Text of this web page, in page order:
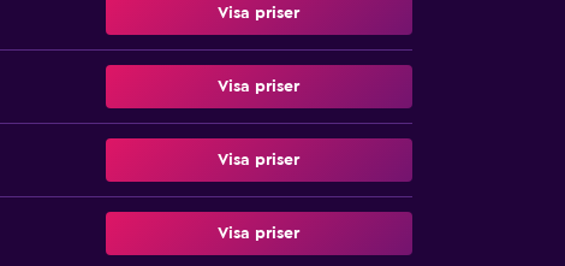
Visa priser
Visa priser
Visa priser
Visa priser